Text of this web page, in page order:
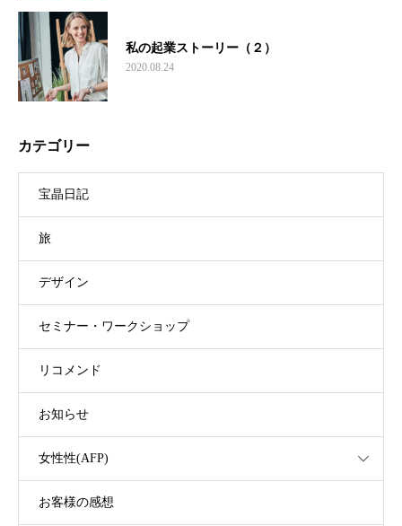
私の起業ストーリー（２）
2020.08.24
カテゴリー
宝晶日記
旅
デザイン
セミナー・ワークショップ
リコメンド
お知らせ
女性性(AFP)
お客様の感想